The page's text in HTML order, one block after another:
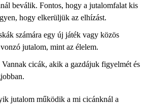
beválik. Fontos, hogy a jutalomfalat kis
hogy elkerüljük az elhízást.
számára egy új játék vagy közös
jutalom, mint az élelem.
Vannak cicák, akik a gazdájuk figyelmét és
jutalom működik a mi cicánknál a